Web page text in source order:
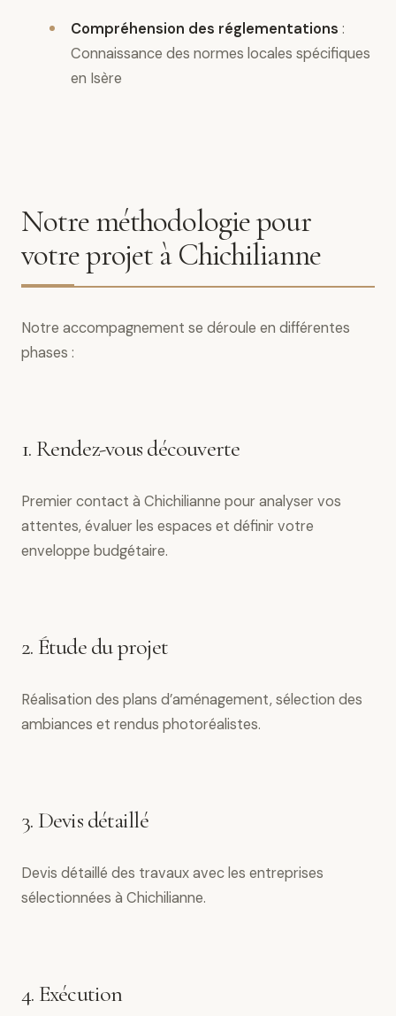
Compréhension des réglementations :
Connaissance des normes locales spécifiques
en Isère
Notre méthodologie pour
votre projet à Chichilianne
Notre accompagnement se déroule en différentes
phases :
1. Rendez-vous découverte
Premier contact à Chichilianne pour analyser vos
attentes, évaluer les espaces et définir votre
enveloppe budgétaire.
2. Étude du projet
Réalisation des plans d’aménagement, sélection des
ambiances et rendus photoréalistes.
3. Devis détaillé
Devis détaillé des travaux avec les entreprises
sélectionnées à Chichilianne.
4. Exécution